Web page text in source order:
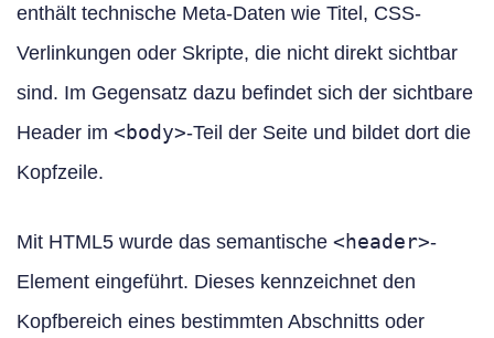
enthält technische Meta-Daten wie Titel, CSS-
Verlinkungen oder Skripte, die nicht direkt sichtbar
sind. Im Gegensatz dazu befindet sich der sichtbare
Header im <body>-Teil der Seite und bildet dort die
Kopfzeile.
Mit HTML5 wurde das semantische <header>-
Element eingeführt. Dieses kennzeichnet den
Kopfbereich eines bestimmten Abschnitts oder